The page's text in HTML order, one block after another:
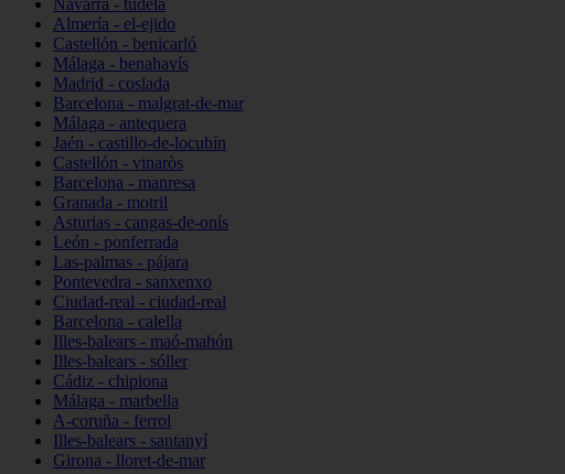
Navarra - tudela
Almería - el-ejido
Castellón - benicarló
Málaga - benahavís
Madrid - coslada
Barcelona - malgrat-de-mar
Málaga - antequera
Jaén - castillo-de-locubín
Castellón - vinaròs
Barcelona - manresa
Granada - motril
Asturias - cangas-de-onís
León - ponferrada
Las-palmas - pájara
Pontevedra - sanxenxo
Ciudad-real - ciudad-real
Barcelona - calella
Illes-balears - maó-mahón
Illes-balears - sóller
Cádiz - chipiona
Málaga - marbella
A-coruña - ferrol
Illes-balears - santanyí
Girona - lloret-de-mar